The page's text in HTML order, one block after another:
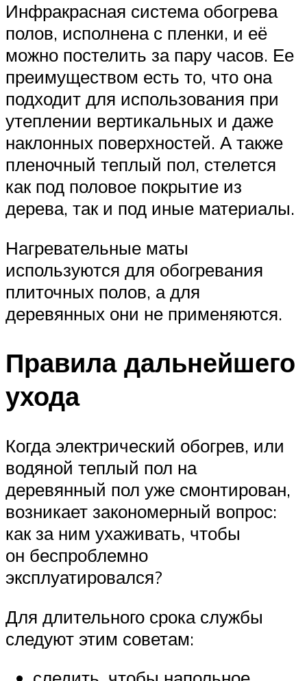
Инфракрасная система обогрева
полов, исполнена с пленки, и её
можно постелить за пару часов. Ее
преимуществом есть то, что она
подходит для использования при
утеплении вертикальных и даже
наклонных поверхностей. А также
пленочный теплый пол, стелется
как под половое покрытие из
дерева, так и под иные материалы.
Нагревательные маты
используются для обогревания
плиточных полов, а для
деревянных они не применяются.
Правила дальнейшего
ухода
Когда электрический обогрев, или
водяной теплый пол на
деревянный пол уже смонтирован,
возникает закономерный вопрос:
как за ним ухаживать, чтобы
он беспроблемно
эксплуатировался?
Для длительного срока службы
следуют этим советам: